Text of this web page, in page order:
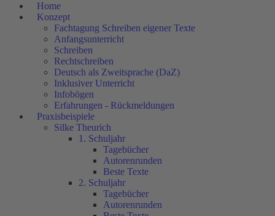
Home
Konzept
Fachtagung Schreiben eigener Texte
Anfangsunterricht
Schreiben
Rechtschreiben
Deutsch als Zweitsprache (DaZ)
Inklusiver Unterricht
Infobögen
Erfahrungen - Rückmeldungen
Praxisbeispiele
Silke Theurich
1. Schuljahr
Tagebücher
Autorenrunden
Beste Texte
2. Schuljahr
Tagebücher
Autorenrunden